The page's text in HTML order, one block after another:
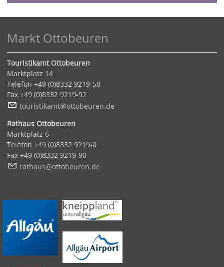
Markt Ottobeuren
Touristikamt Ottobeuren
Marktplatz 14
Telefon +49 (0)8332 9219-50
Fax +49 (0)8332 9219-92
t
r st k mt tt b r n d
Rathaus Ottobeuren
Marktplatz 6
Telefon +49 (0)8332 9219-0
Fax +49 (0)8332 9219-90
r th s tt b r n d